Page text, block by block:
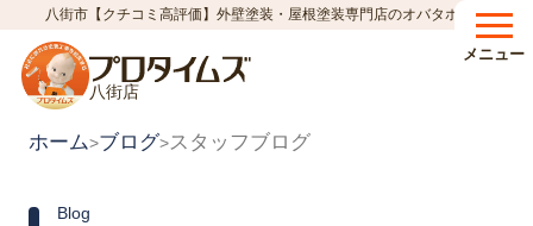
八街市【クチコミ高評価】外壁塗装・屋根塗装専門店のオバタホーム
八街店
メニュー
ホーム>ブログ>スタッフブログ
Blog